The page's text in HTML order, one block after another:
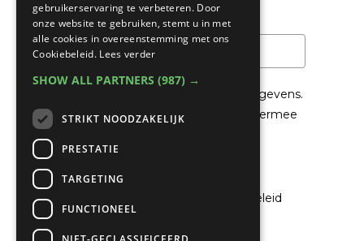
Email*
We gaan voorzichtig om met je gegevens.
Lees in hetPrivacybeleid
hoe we hiermee
Ik ga akkoord met het privacybeleid
gebruikerservaring te verbeteren. Door
onze website te gebruiken, stemt u in met
alle cookies in overeenstemming met ons
Cookiebeleid. Lees verder
SHOW ALL PARTNERS (987) →
STRIKT NOODZAKELIJK
PRESTATIE
TARGETING
FUNCTIONEEL